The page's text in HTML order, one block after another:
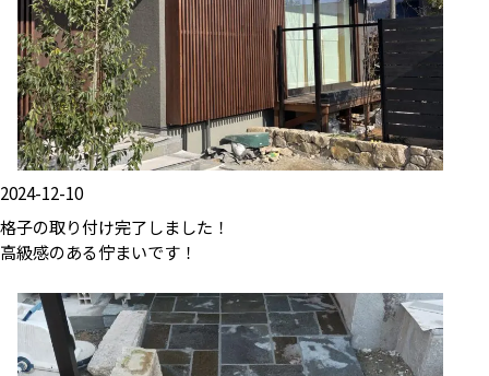
2024-12-10
格子の取り付け完了しました！
高級感のある佇まいです！